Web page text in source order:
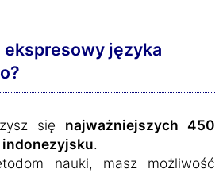
języka
się najważniejszych 450
.
nauki, masz możliwość